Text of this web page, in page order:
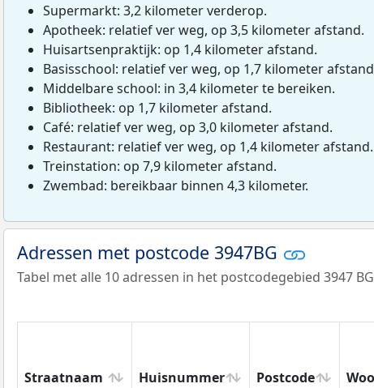
Supermarkt: 3,2 kilometer verderop.
Apotheek: relatief ver weg, op 3,5 kilometer afstand.
Huisartsenpraktijk: op 1,4 kilometer afstand.
Basisschool: relatief ver weg, op 1,7 kilometer
Middelbare school: in 3,4 kilometer te bereiken.
Bibliotheek: op 1,7 kilometer afstand.
Café: relatief ver weg, op 3,0 kilometer afstand.
Restaurant: relatief ver weg, op 1,4 kilometer afstand.
Treinstation: op 7,9 kilometer afstand.
Zwembad: bereikbaar binnen 4,3 kilometer.
Adressen met postcode 3947BG
Tabel met alle 10 adressen in het postcodegebied 3947
Straatnaam Huisnummer Postcode